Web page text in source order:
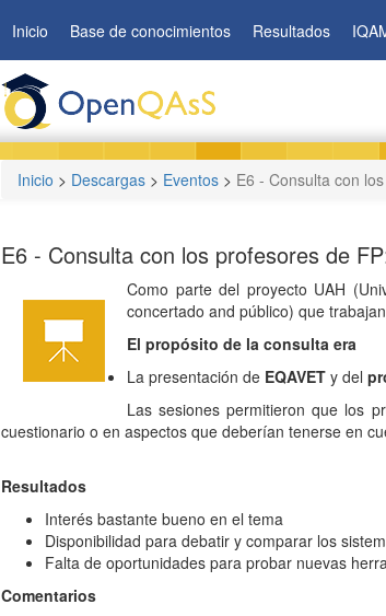
Inicio Base de conocimientos Resultados
Inicio > Descargas > Eventos > E6 - Consulta con
E6 - Consulta con los profesores de
Como parte del proyecto UAH
concertado and público) que
El propósito de la consulta era
La presentación de EQAVET y del
Las sesiones permitieron que los
cuestionario o en aspectos que deberían tenerse en
Resultados
Interés bastante bueno en el tema
Disponibilidad para debatir y comparar los
Falta de oportunidades para probar nuevas
Comentarios